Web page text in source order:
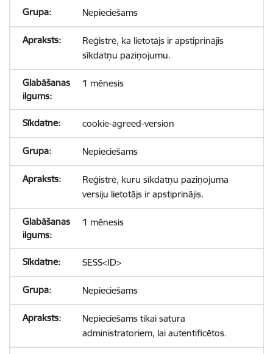
Nepieciešams
Reģistrē, ka lietotājs ir apstiprinājis
sīkdatņu paziņojumu.
1 mēnesis
cookie-agreed-version
Nepieciešams
Reģistrē, kuru sīkdatņu paziņojuma
versiju lietotājs ir apstiprinājis.
1 mēnesis
SESS<ID>
Nepieciešams
Nepieciešams tikai satura
administratoriem, lai autentificētos.